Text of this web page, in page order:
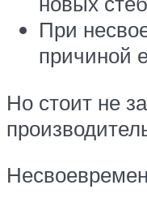
При
причиной
Но стоит не